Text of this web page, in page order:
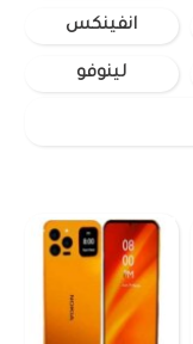
انفينكس
لينوفو